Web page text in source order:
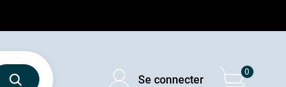
Se connecter
0